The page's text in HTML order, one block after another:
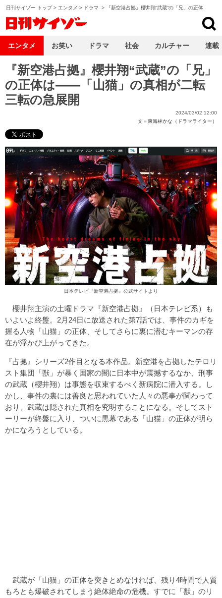
日刊サイゾー トップ> エンタメ > ドラマ > 『新空港占拠』櫻井翔“武蔵”の「兄」の正体
『新空港占拠』櫻井翔“武蔵”の「兄」
の正体は――「山猫」の真相が二転
三転の急展開
2024/03/02 12:00
文＝東海林かな（ドラマライター）
日本テレビ『新空港占拠』公式サイトより
櫻井翔主演の土曜ドラマ『新空港占拠』（日本テレビ系）も
いよいよ終盤。2月24日に放送された第7話では、事件のカギを
握る人物「山猫」の正体、そしてさらに裏に潜むキーマンの存
在が浮かび上がってきた。
『占拠』シリーズ2作目となる本作品。新空港を占拠したテロリ
スト集団「獣」が暴く国家の闇に日本中が震撼するなか、刑事
の武蔵（櫻井翔）は事態を収束するべく新病院に潜入する。し
かし、事件の裏には善良と思われていた人々の悪事が関わって
おり、武蔵は隠された真相を究明することになる。そしてスト
ーリーが終盤に入り、ついに黒幕である「山猫」の正体が明ら
かになろうとしている。
武蔵が「山猫」の正体を突きとめなければ、残り4時間で人質
もろとも爆破されてしまう絶体絶命の危機。すでに「獣」のリ
エンタメ お笑い ドラマ 社会 カルチャー 連載